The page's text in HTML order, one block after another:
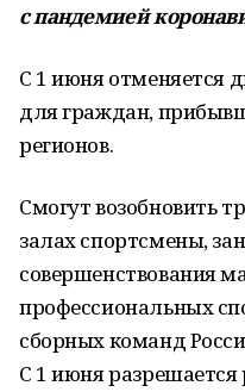
с пандемией
С 1 июня отменяется
для граждан,
регионов.
Смогут возобновить
залах спортсмены,
совершенствования
профессиональных
сборных команд
С 1 июня